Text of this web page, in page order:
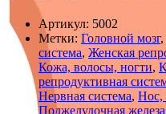
Артикул: 5002
Метки: Головной мозг,
система, Женская
Кожа, волосы, ногти,
репродуктивная
Нервная система, Нос,
Поджелудочная железа